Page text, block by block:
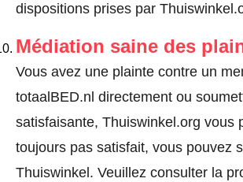
dispositions prises par
Médiation saine des
Vous avez une plainte contre un
totaalBED.nl directement ou
satisfaisante, Thuiswinkel.org vous
toujours pas satisfait, vous pouvez
Thuiswinkel. Veuillez consulter la